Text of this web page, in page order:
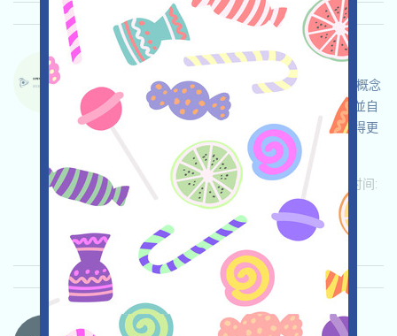
DACHAIN-QE 语言：
DACHAIN正在進行激勵測試網，這是一個抗量子概念
的區塊鏈項目，打开活动页面，自行儘調，確保並自
負安全，链接钱包，完成各项免費任务，邀请获得更
关联: 需申请 ETH/ERC/EVM 邀请
收录时间:
2026/04/25
重要程度:★★★ 3.0 查阅详情
Aeredium.-AER 语言：